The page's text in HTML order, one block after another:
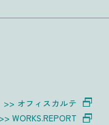
オフィスカルテ
WORKS.REPORT